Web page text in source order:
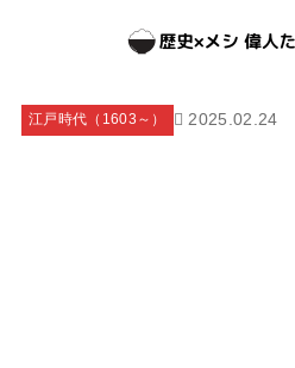
江戸時代（1603～） 2025.02.24